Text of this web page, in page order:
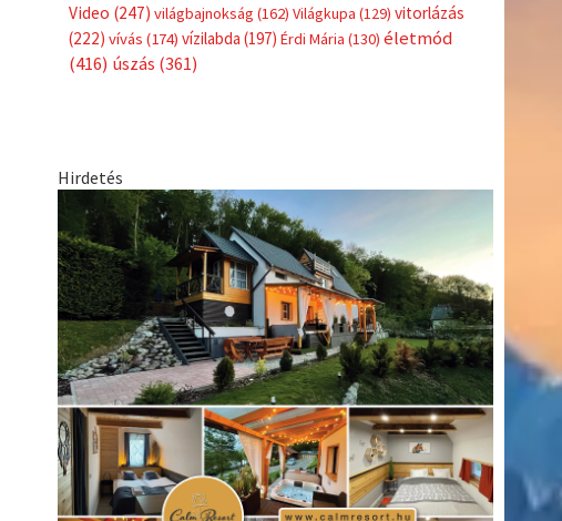
Video (247) világbajnokság (162) Világkupa (129) vitorlázás
(222) vívás (174) vízilabda (197) Érdi Mária (130) életmód
(416) úszás (361)
Hirdetés